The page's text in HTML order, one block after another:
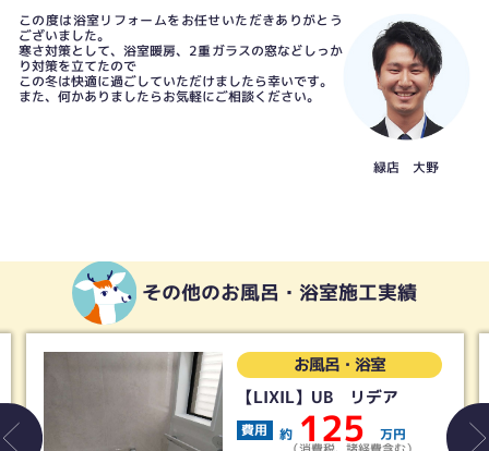
この度は浴室リフォームをお任せいただきありがとう
ございました。
寒さ対策として、浴室暖房、2重ガラスの窓などしっか
り対策を立てたので
この冬は快適に過ごしていただけましたら幸いです。
また、何かありましたらお気軽にご相談ください。
緑店 大野
その他のお風呂・浴室施工実績
お風呂・浴室
【LIXIL】UB リデア
費用 約 125 万円